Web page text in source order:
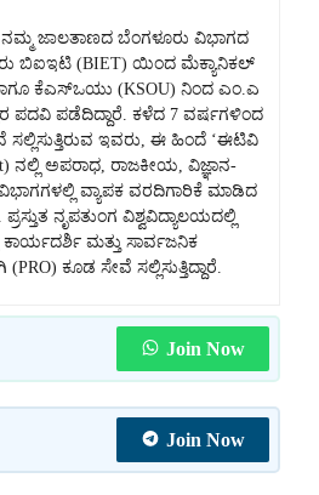
ಜಾಲತಾಣದ ಬೆಂಗಳೂರು ವಿಭಾಗದ
ಬಿಐಇಟಿ (BIET) ಯಿಂದ ಮೆಕ್ಯಾನಿಕಲ್
ಕೆಎಸ್‌ಒಯು (KSOU) ನಿಂದ ಎಂ.ಎ
ಪದವಿ ಪಡೆದಿದ್ದಾರೆ. ಕಳೆದ 7 ವರ್ಷಗಳಿಂದ
ಸಲ್ಲಿಸುತ್ತಿರುವ ಇವರು, ಈ ಹಿಂದೆ ‘ಈಟಿವಿ
ನಲ್ಲಿ ಅಪರಾಧ, ರಾಜಕೀಯ, ವಿಜ್ಞಾನ-
ವಿಭಾಗಗಳಲ್ಲಿ ವ್ಯಾಪಕ ವರದಿಗಾರಿಕೆ ಮಾಡಿದ
ನೃಪತುಂಗ ವಿಶ್ವವಿದ್ಯಾಲಯದಲ್ಲಿ
ಕಾರ್ಯದರ್ಶಿ ಮತ್ತು ಸಾರ್ವಜನಿಕ
ಕೂಡ ಸೇವೆ ಸಲ್ಲಿಸುತ್ತಿದ್ದಾರೆ.
Join Now
Join Now